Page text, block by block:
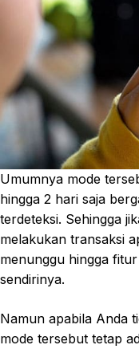
Umumnya mode
hingga 2 hari saja
terdeteksi. Sehingga
melakukan transaksi
menunggu hingga
sendirinya.
Namun apabila Anda
mode tersebut tetap